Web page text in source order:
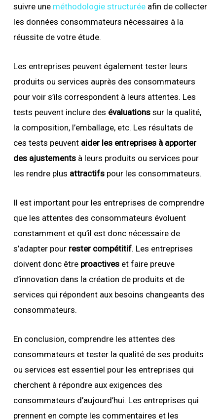
suivre une méthodologie structuréeafin de collecter
les données consommateurs nécessaires à la
réussite de votre étude.
Les entreprises peuvent également tester leurs
produits ou services auprès des consommateurs
pour voir s’ils correspondent à leurs attentes. Les
tests peuvent inclure des évaluationssur la qualité,
la composition, l’emballage, etc. Les résultats de
ces tests peuvent aider les entreprises à apporter
des ajustementsà leurs produits ou services pour
les rendre plus attractifspour les consommateurs.
Il est important pour les entreprises de comprendre
que les attentes des consommateurs évoluent
constamment et qu’il est donc nécessaire de
s’adapter pour rester compétitif. Les entreprises
doivent donc être proactiveset faire preuve
d’innovation dans la création de produits et de
services qui répondent aux besoins changeants des
consommateurs.
En conclusion, comprendre les attentes des
consommateurs et tester la qualité de ses produits
ou services est essentiel pour les entreprises qui
cherchent à répondre aux exigences des
consommateurs d’aujourd’hui. Les entreprises qui
prennent en compte les commentaires et les